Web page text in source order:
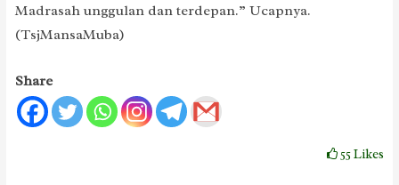
Madrasah unggulan dan terdepan.” Ucapnya.
(TsjMansaMuba)
Share
55Likes